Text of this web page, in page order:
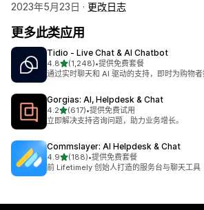
2023年5月23日 · 更改日志
更多此类应用
Tidio ‑ Live Chat & AI Chatbot
4.8星（满分 5 星）
(1,248)
总共 1248 条评论
•提供免费套餐
通过实时聊天和 AI 驱动的支持，即时为购物者
Gorgias: AI, Helpdesk & Chat
4.2星（满分 5 星）
(617)
总共 617 条评论
•提供免费试用
立即解决支持咨询问题，助力业务增长。
Commslayer: AI Helpdesk & Chat
4.9星（满分 5 星）
(188)
总共 188 条评论
•提供免费套餐
前 Lifetimely 创始人打造的服务台与聊天工具